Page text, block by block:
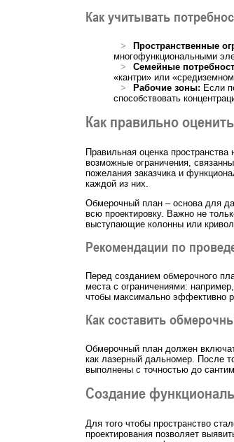
Как учитывать
Пространственные
многофункциональными
Семейные
«кантри» или
Рабочие зоны: Если
способствовать
Как правильно
Правильная оценка
возможные ограничения,
пожелания заказчика и
каждой из них.
Обмерочный план – основа для
всю проектировку. Важно не
выступающие колонны или
Рекомендации по
Перед созданием обмерочного
места с ограничениями:
чтобы максимально эффективно
Как составить
Обмерочный план должен
как лазерный дальномер. После
выполнены с точностью до
Создание
Для того чтобы пространство
проектирования позволяет